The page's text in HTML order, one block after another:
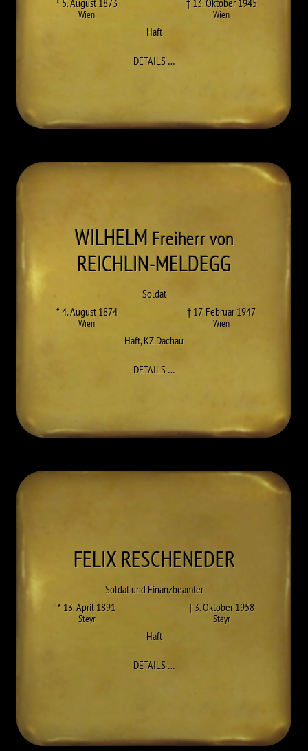
* 5. August 1873
Wien
† 13. Oktober 1945
Wien
Haft
DETAILS…ZU FRIEDRICH REICHLIN-
WILHELM Freiherr von
REICHLIN-MELDEGG
Soldat
* 4. August 1874
Wien
† 17. Februar 1947
Wien
Haft,KZ Dachau
DETAILS…ZU WILHELM REICHLIN-MELDEGG
FELIXRESCHENEDER
Soldat und Finanzbeamter
* 13. April 1891
Steyr
† 3. Oktober 1958
Steyr
Haft
DETAILS…ZU FELIX RESCHENEDER